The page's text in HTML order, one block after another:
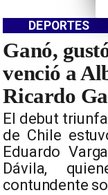
Ganó,
venció a
Ricardo
El debut
de Chile
Eduardo
Dávila,
contundente
DEPORTES